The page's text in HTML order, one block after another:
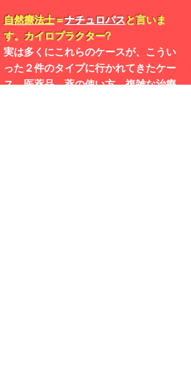
自然療法士＝ナチュロパスと言いま
す。カイロプラクター?
実は多くにこれらのケースが、こうい
った２件のタイプに行かれてきたケー
ス。医薬品、薬の使い方、複雑な治療